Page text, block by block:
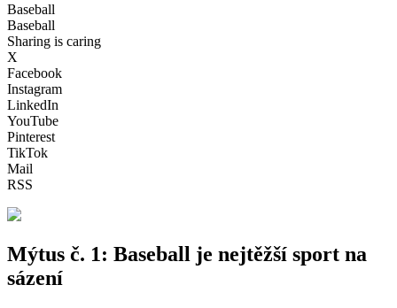
Baseball
Baseball
Sharing is caring
X
Facebook
Instagram
LinkedIn
YouTube
Pinterest
TikTok
Mail
RSS
Mýtus č. 1: Baseball je nejtěžší sport na
sázení